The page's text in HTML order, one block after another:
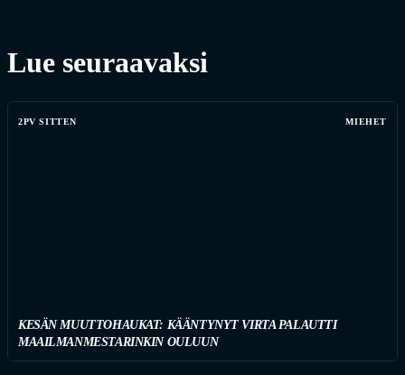
Lue seuraavaksi
2PV SITTEN MIEHET
KESÄN MUUTTOHAUKAT: KÄÄNTYNYT VIRTA PALAUTTI
MAAILMANMESTARINKIN OULUUN